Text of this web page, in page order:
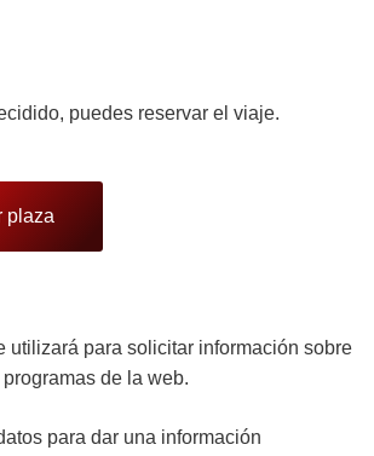
puedes reservar el viaje.
plaza
utilizará para solicitar información sobre
de la web.
para dar una información